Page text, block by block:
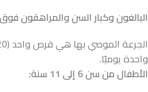
البالغون وكبار السن والمراهقون فوق سن
واحدة يوميًا.
الأطفال من سن 6 إلى 11 سنة
: